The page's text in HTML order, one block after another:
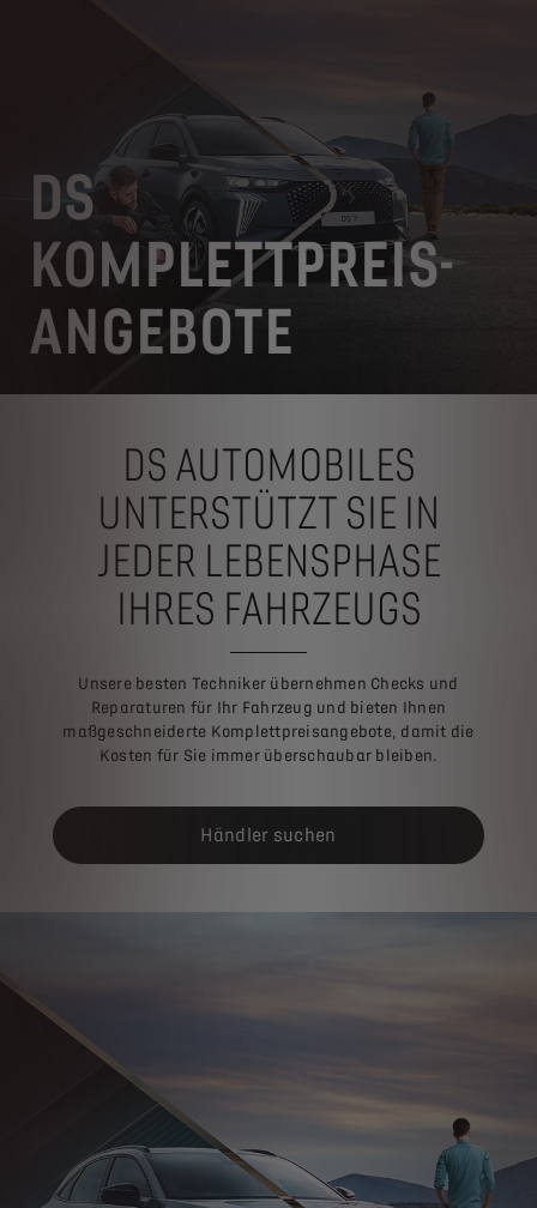
DS
KOMPLETTPREIS-
ANGEBOTE
DS AUTOMOBILES
UNTERSTÜTZT SIE IN
JEDER LEBENSPHASE
IHRES FAHRZEUGS
Unsere besten Techniker übernehmen Checks und
Reparaturen für Ihr Fahrzeug und bieten Ihnen
maßgeschneiderte Komplettpreisangebote, damit die
Kosten für Sie immer überschaubar bleiben.
Händler suchen